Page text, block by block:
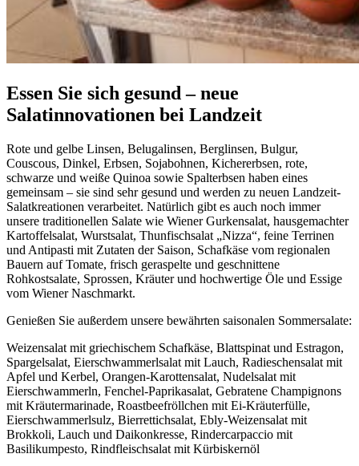
Essen Sie sich gesund – neue
Salatinnovationen bei Landzeit
Rote und gelbe Linsen, Belugalinsen, Berglinsen, Bulgur,
Couscous, Dinkel, Erbsen, Sojabohnen, Kichererbsen, rote,
schwarze und weiße Quinoa sowie Spalterbsen haben eines
gemeinsam – sie sind sehr gesund und werden zu neuen Landzeit-
Salatkreationen verarbeitet. Natürlich gibt es auch noch immer
unsere traditionellen Salate wie Wiener Gurkensalat, hausgemachter
Kartoffelsalat, Wurstsalat, Thunfischsalat „Nizza“, feine Terrinen
und Antipasti mit Zutaten der Saison, Schafkäse vom regionalen
Bauern auf Tomate, frisch geraspelte und geschnittene
Rohkostsalate, Sprossen, Kräuter und hochwertige Öle und Essige
vom Wiener Naschmarkt.
Genießen Sie außerdem unsere bewährten saisonalen Sommersalate:
Weizensalat mit griechischem Schafkäse, Blattspinat und Estragon,
Spargelsalat, Eierschwammerlsalat mit Lauch, Radieschensalat mit
Apfel und Kerbel, Orangen-Karottensalat, Nudelsalat mit
Eierschwammerln, Fenchel-Paprikasalat, Gebratene Champignons
mit Kräutermarinade, Roastbeefröllchen mit Ei-Kräuterfülle,
Eierschwammerlsulz, Bierrettichsalat, Ebly-Weizensalat mit
Brokkoli, Lauch und Daikonkresse, Rindercarpaccio mit
Basilikumpesto, Rindfleischsalat mit Kürbiskernöl